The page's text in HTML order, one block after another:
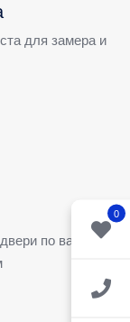
0
для замера и
по вашим